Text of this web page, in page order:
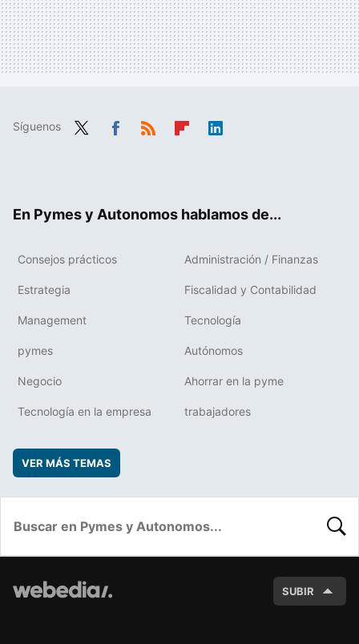
Síguenos
En Pymes y Autonomos hablamos de...
Consejos prácticos Administración / Finanzas
Estrategia Fiscalidad y Contabilidad
Management Tecnología
pymes Autónomos
Negocio Ahorrar en la pyme
Tecnología en la empresa trabajadores
VER MÁS TEMAS
SUBIR